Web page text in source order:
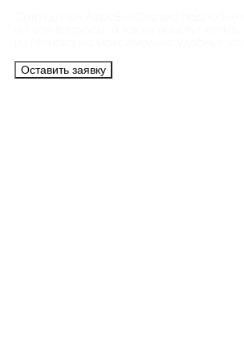
Оставить заявку